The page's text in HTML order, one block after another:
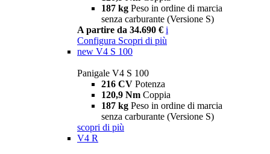
187 kg Peso in ordine di marcia
senza carburante (Versione S)
A partire da 34.690 € i
Configura Scopri di più
new V4 S 100
Panigale V4 S 100
216 CV Potenza
120,9 Nm Coppia
187 kg Peso in ordine di marcia
senza carburante (Versione S)
scopri di più
V4 R